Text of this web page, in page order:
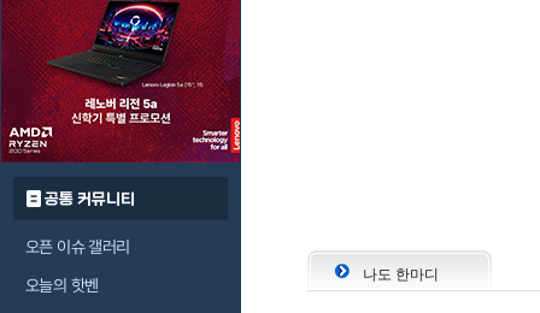
공통 커뮤니티
오픈 이슈 갤러리
오늘의 핫벤
나도 한마디